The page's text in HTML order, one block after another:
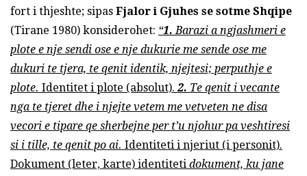
fort i thjeshte; sipas Fjalor i Gjuhes se sotme Shqipe
(Tirane 1980) konsiderohet: “1. Barazi a ngjashmeri e
plote e nje sendi ose e nje dukurie me sende ose me
dukuri te tjera, te qenit identik, njejtesi; perputhje e
plote. Identitet i plote (absolut).2. Te qenit i vecante
nga te tjeret dhe i njejte vetem me vetveten ne disa
vecori e tipare qe sherbejne per t’u njohur pa veshtiresi
si i tille, te qenit po ai. Identiteti i njeriut (i personit).
Dokument (leter, karte) identiteti dokument, ku jane